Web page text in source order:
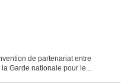
de partenariat entre
Garde nationale pour le...